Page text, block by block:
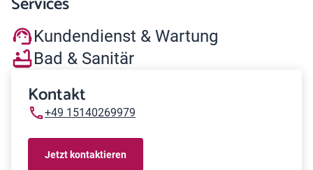
Kundendienst & Wartung
Bad & Sanitär
Kontakt
+49 15140269979
Jetzt kontaktieren